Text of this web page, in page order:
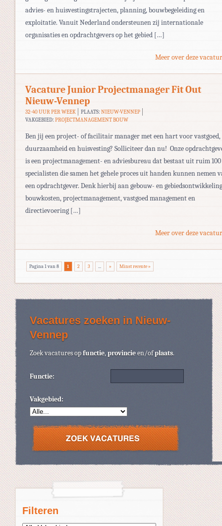
Filteren
advies- en huisvestingstrajecten, planning, bouwbegeleiding en
exploitatie. Vanuit Nederland ondersteunen zij internationale
organisaties en opdrachtgevers op het gebied […]
Meer over deze
Vacature Junior Projectmanager Fit Out
Nieuw-Vennep
32-40 UUR PER WEEK PLAATS: NIEUW-VENNEP
VAKGEBIED: PROJECTMANAGEMENT BOUW
Ben jij een project- of facilitair manager met een hart voor vastgoed,
duurzaamheid en huisvesting? Solliciteer dan nu! Onze
is een projectmanagement- en adviesbureau dat bestaat uit ruim 100
specialisten die samen het gehele proces uit handen kunnen nemen
een opdrachtgever. Denk hierbij aan gebouw- en
bouwkosten, projectmanagement, vastgoed management en
directievoering […]
Meer over deze
Pagina 1 van 8 1 2 3 ... » Minst recente »
Vacatures zoeken in Nieuw-
Vennep
Zoek vacatures opfunctie,provincieen/ofplaats.
Functie:
Vakgebied: